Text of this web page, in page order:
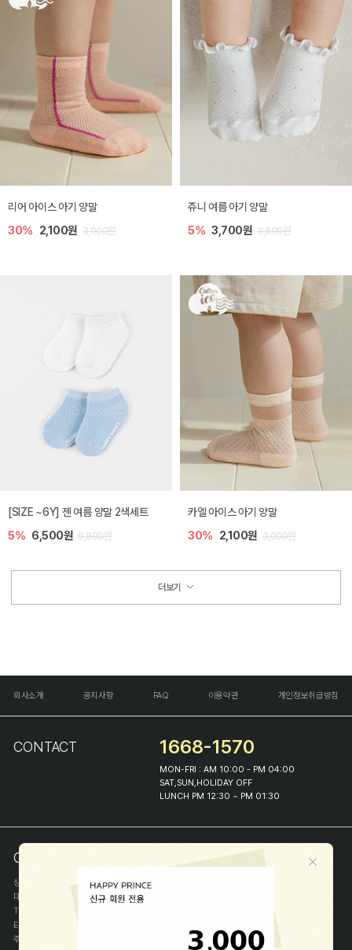
리어 아이스 아기 양말
30% 2,100원 3,000원
쥬니 여름 아기 양말
5% 3,700원 3,800원
[SIZE ~6Y] 젠 여름 양말 2색세트
5% 6,500원 6,800원
카엘 아이스 아기 양말
30% 2,100원 3,000원
더보기
회사소개 공지사항 FAQ 이용약관 개인정보취급방침
CONTACT 1668-1570
MON-FRI : AM 10:00 - PM 04:00
SAT,SUN,HOLIDAY OFF
LUNCH PM 12:30 ~ PM 01:30
COMPANY INFO
상호
(주)해피프린스
대표
이화진
TEL
E-MAIL
주소